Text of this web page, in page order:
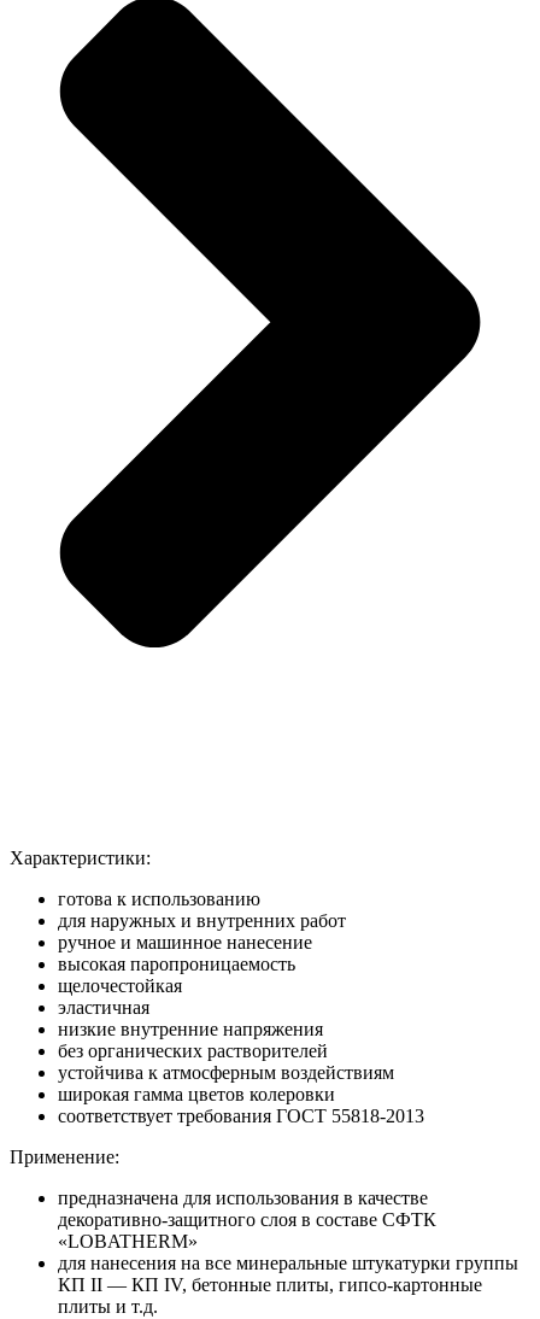
Характеристики:
готова к использованию
для наружных и внутренних работ
ручное и машинное нанесение
высокая паропроницаемость
щелочестойкая
эластичная
низкие внутренние напряжения
без органических растворителей
устойчива к атмосферным воздействиям
широкая гамма цветов колеровки
соответствует требования ГОСТ 55818-2013
Применение:
предназначена для использования в качестве
декоративно-защитного слоя в составе СФТК
«LOBATHERM»
для нанесения на все минеральные штукатурки группы
КП II — КП IV, бетонные плиты, гипсо-картонные
плиты и т.д.